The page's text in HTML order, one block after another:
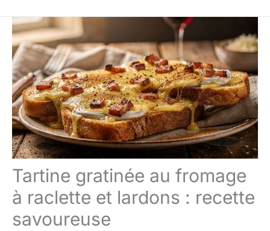
Tartine gratinée au fromage
à raclette et lardons : recette
savoureuse